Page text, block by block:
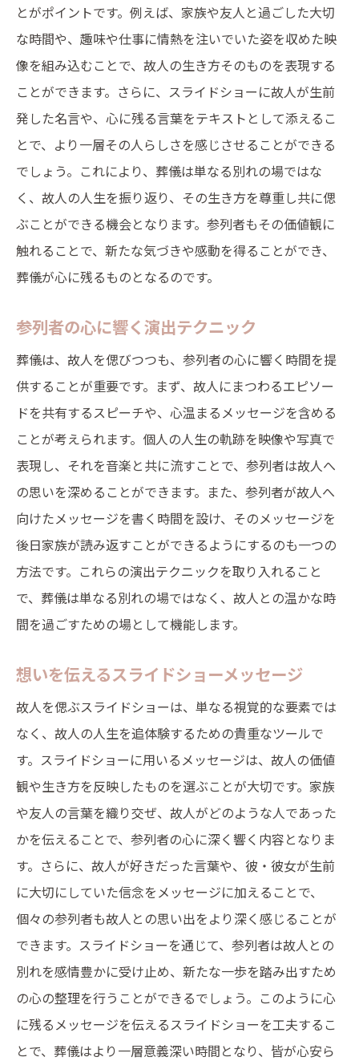
とがポイントです。例えば、家族や友人と過ごした大切
な時間や、趣味や仕事に情熱を注いでいた姿を収めた映
像を組み込むことで、故人の生き方そのものを表現する
ことができます。さらに、スライドショーに故人が生前
発した名言や、心に残る言葉をテキストとして添えるこ
とで、より一層その人らしさを感じさせることができる
でしょう。これにより、葬儀は単なる別れの場ではな
く、故人の人生を振り返り、その生き方を尊重し共に偲
ぶことができる機会となります。参列者もその価値観に
触れることで、新たな気づきや感動を得ることができ、
葬儀が心に残るものとなるのです。
参列者の心に響く演出テクニック
葬儀は、故人を偲びつつも、参列者の心に響く時間を提
供することが重要です。まず、故人にまつわるエピソー
ドを共有するスピーチや、心温まるメッセージを含める
ことが考えられます。個人の人生の軌跡を映像や写真で
表現し、それを音楽と共に流すことで、参列者は故人へ
の思いを深めることができます。また、参列者が故人へ
向けたメッセージを書く時間を設け、そのメッセージを
後日家族が読み返すことができるようにするのも一つの
方法です。これらの演出テクニックを取り入れること
で、葬儀は単なる別れの場ではなく、故人との温かな時
間を過ごすための場として機能します。
想いを伝えるスライドショーメッセージ
故人を偲ぶスライドショーは、単なる視覚的な要素では
なく、故人の人生を追体験するための貴重なツールで
す。スライドショーに用いるメッセージは、故人の価値
観や生き方を反映したものを選ぶことが大切です。家族
や友人の言葉を織り交ぜ、故人がどのような人であった
かを伝えることで、参列者の心に深く響く内容となりま
す。さらに、故人が好きだった言葉や、彼・彼女が生前
に大切にしていた信念をメッセージに加えることで、
個々の参列者も故人との思い出をより深く感じることが
できます。スライドショーを通じて、参列者は故人との
別れを感情豊かに受け止め、新たな一歩を踏み出すため
の心の整理を行うことができるでしょう。このように心
に残るメッセージを伝えるスライドショーを工夫するこ
とで、葬儀はより一層意義深い時間となり、皆が心安ら